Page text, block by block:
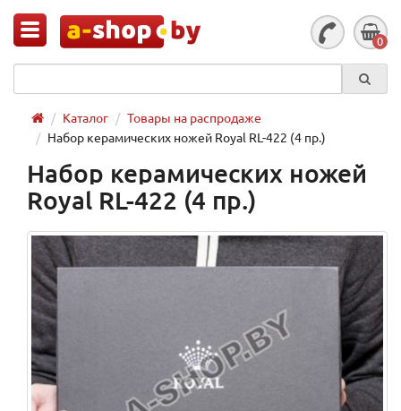
0
Каталог
Товары на распродаже
Набор керамических ножей Royal RL-422 (4 пр.)
Набор керамических ножей
Royal RL-422 (4 пр.)